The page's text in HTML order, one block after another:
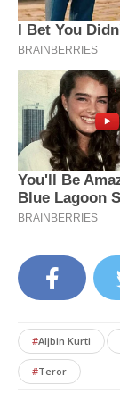
#Aljbin Kurti
#Teror